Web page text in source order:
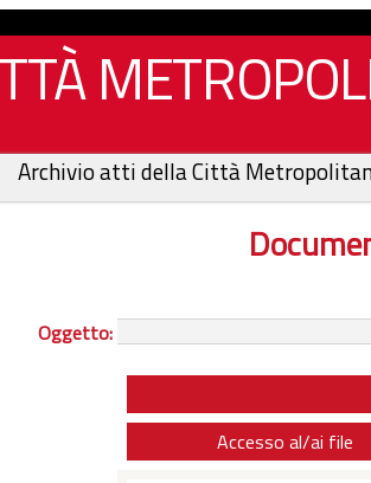
Archivio atti della Città
Oggetto:
Accesso al/ai file